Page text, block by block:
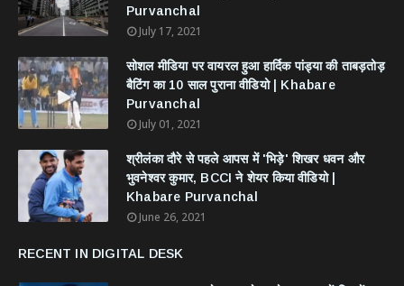
Purvanchal
July 17, 2021
सोशल मीडिया पर वायरल हुआ हार्दिक पांड्या की ताबड़तोड़
बैटिंग का 10 साल पुराना वीडियो | Khabare
Purvanchal
July 01, 2021
श्रीलंका दौरे से पहले आपस में 'भिड़े' शिखर धवन और
भुवनेश्वर कुमार, BCCI ने शेयर किया वीडियो |
Khabare Purvanchal
June 26, 2021
RECENT IN DIGITAL DESK